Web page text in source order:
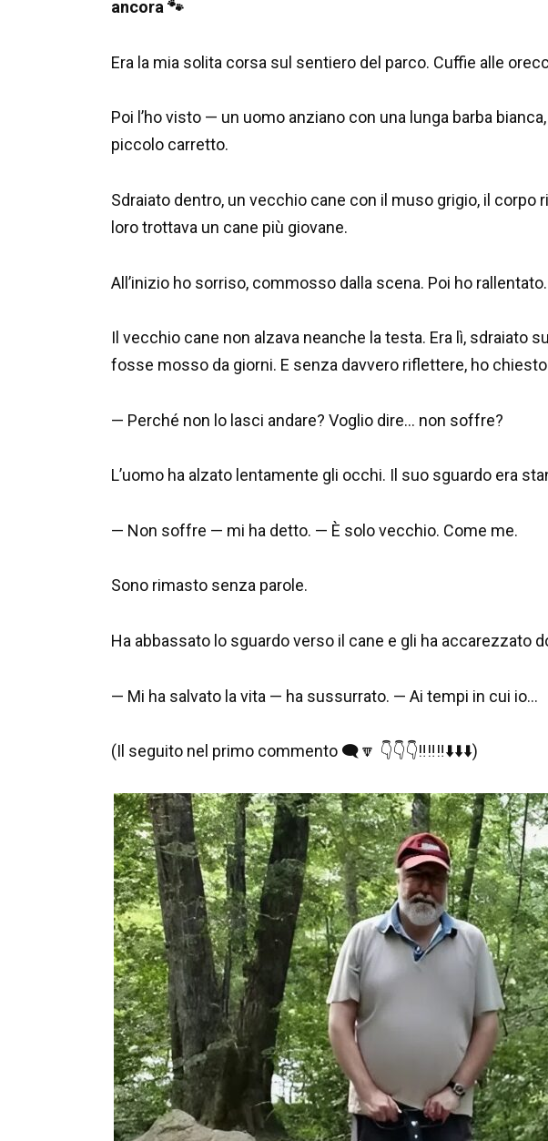
ancora 🐾
Era la mia solita corsa sul sentiero del parco. Cuffie alle
Poi l’ho visto — un uomo anziano con una lunga barba
piccolo carretto.
Sdraiato dentro, un vecchio cane con il muso grigio, il corpo
loro trottava un cane più giovane.
All’inizio ho sorriso, commosso dalla scena. Poi ho rallentato.
Il vecchio cane non alzava neanche la testa. Era lì, sdraiato
fosse mosso da giorni. E senza davvero riflettere, ho
— Perché non lo lasci andare? Voglio dire… non soffre?
L’uomo ha alzato lentamente gli occhi. Il suo sguardo era
— Non soffre — mi ha detto. — È solo vecchio. Come me.
Sono rimasto senza parole.
Ha abbassato lo sguardo verso il cane e gli ha accarezzato
— Mi ha salvato la vita — ha sussurrato. — Ai tempi in cui io…
(Il seguito nel primo commento 🗨️🔽 👇👇👇‼️‼️‼️⬇️⬇️⬇️)